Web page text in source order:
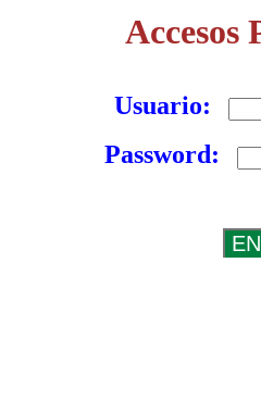
Accesos
Usuario:
Password: